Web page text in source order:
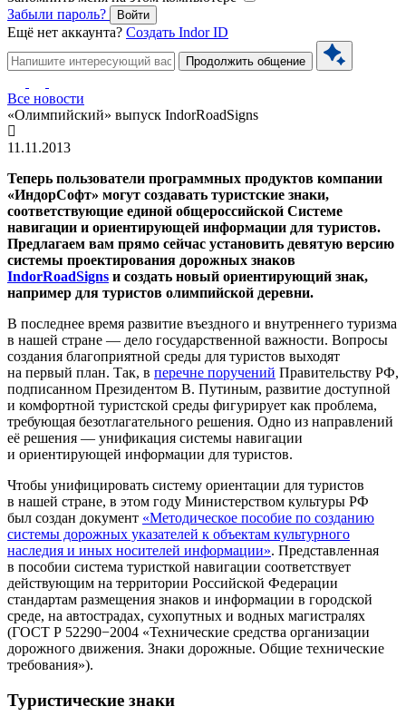
Забыли пароль?
Войти
Ещё нет аккаунта? Создать Indor ID
Продолжить общение
Все новости
«Олимпийский» выпуск IndorRoadSigns
11.11.2013
Теперь пользователи программных продуктов компании
«ИндорСофт» могут создавать туристские знаки,
соответствующие единой общероссийской Системе
навигации и ориентирующей информации для туристов.
Предлагаем вам прямо сейчас установить девятую версию
системы проектирования дорожных знаков
IndorRoadSigns и создать новый ориентирующий знак,
например для туристов олимпийской деревни.
В последнее время развитие въездного и внутреннего туризма
в нашей стране — дело государственной важности. Вопросы
создания благоприятной среды для туристов выходят
на первый план. Так, в перечне поручений Правительству РФ,
подписанном Президентом В. Путиным, развитие доступной
и комфортной туристской среды фигурирует как проблема,
требующая безотлагательного решения. Одно из направлений
её решения — унификация системы навигации
и ориентирующей информации для туристов.
Чтобы унифицировать систему ориентации для туристов
в нашей стране, в этом году Министерством культуры РФ
был создан документ «Методическое пособие по созданию
системы дорожных указателей к объектам культурного
наследия и иных носителей информации». Представленная
в пособии система туристкой навигации соответствует
действующим на территории Российской Федерации
стандартам размещения знаков и информации в городской
среде, на автострадах, сухопутных и водных магистралях
(ГОСТ Р 52290−2004 «Технические средства организации
дорожного движения. Знаки дорожные. Общие технические
требования»).
Туристические знаки